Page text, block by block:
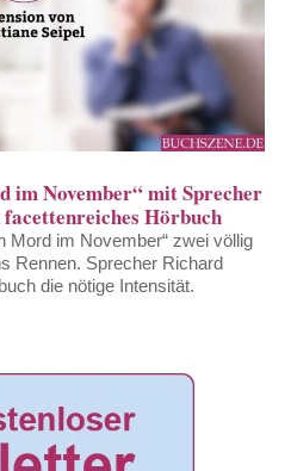
im November“ mit Sprecher
Hörbuch
Mord im November“ zwei völlig
Rennen. Sprecher Richard
die nötige Intensität.